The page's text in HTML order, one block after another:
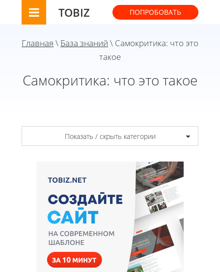
TOBIZ ПОПРОБОВАТЬ
Главная \ База знаний \ Самокритика: что это
такое
Самокритика: что это такое
Показать / скрыть категории